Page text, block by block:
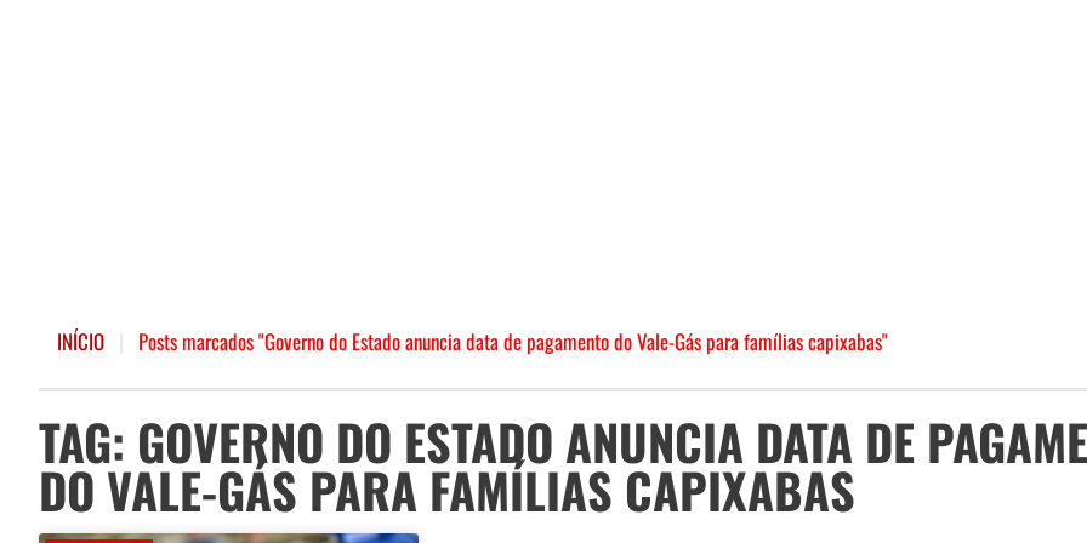
INÍCIO Posts marcados "Governo do Estado anuncia data de pagamento do Vale-Gás para famílias capixabas"
TAG: GOVERNO DO ESTADO ANUNCIA DATA DE
DO VALE-GÁS PARA FAMÍLIAS CAPIXABAS